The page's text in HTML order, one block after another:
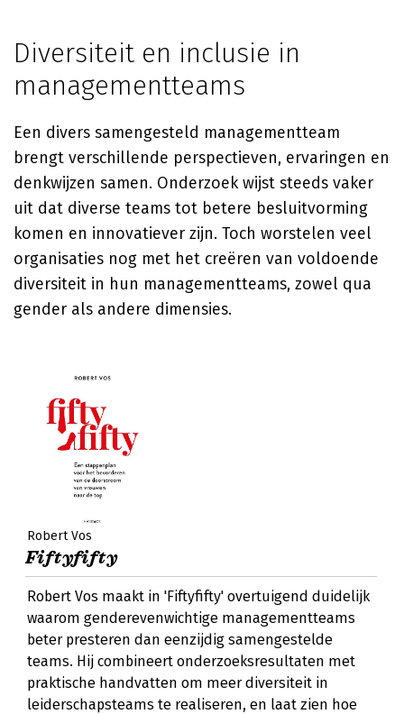
Diversiteit en inclusie in
managementteams
Een divers samengesteld managementteam
brengt verschillende perspectieven, ervaringen en
denkwijzen samen. Onderzoek wijst steeds vaker
uit dat diverse teams tot betere besluitvorming
komen en innovatiever zijn. Toch worstelen veel
organisaties nog met het creëren van voldoende
diversiteit in hun managementteams, zowel qua
gender als andere dimensies.
Robert Vos
Fiftyfifty
Robert Vos maakt in 'Fiftyfifty' overtuigend duidelijk
waarom genderevenwichtige managementteams
beter presteren dan eenzijdig samengestelde
teams. Hij combineert onderzoeksresultaten met
praktische handvatten om meer diversiteit in
leiderschapsteams te realiseren, en laat zien hoe